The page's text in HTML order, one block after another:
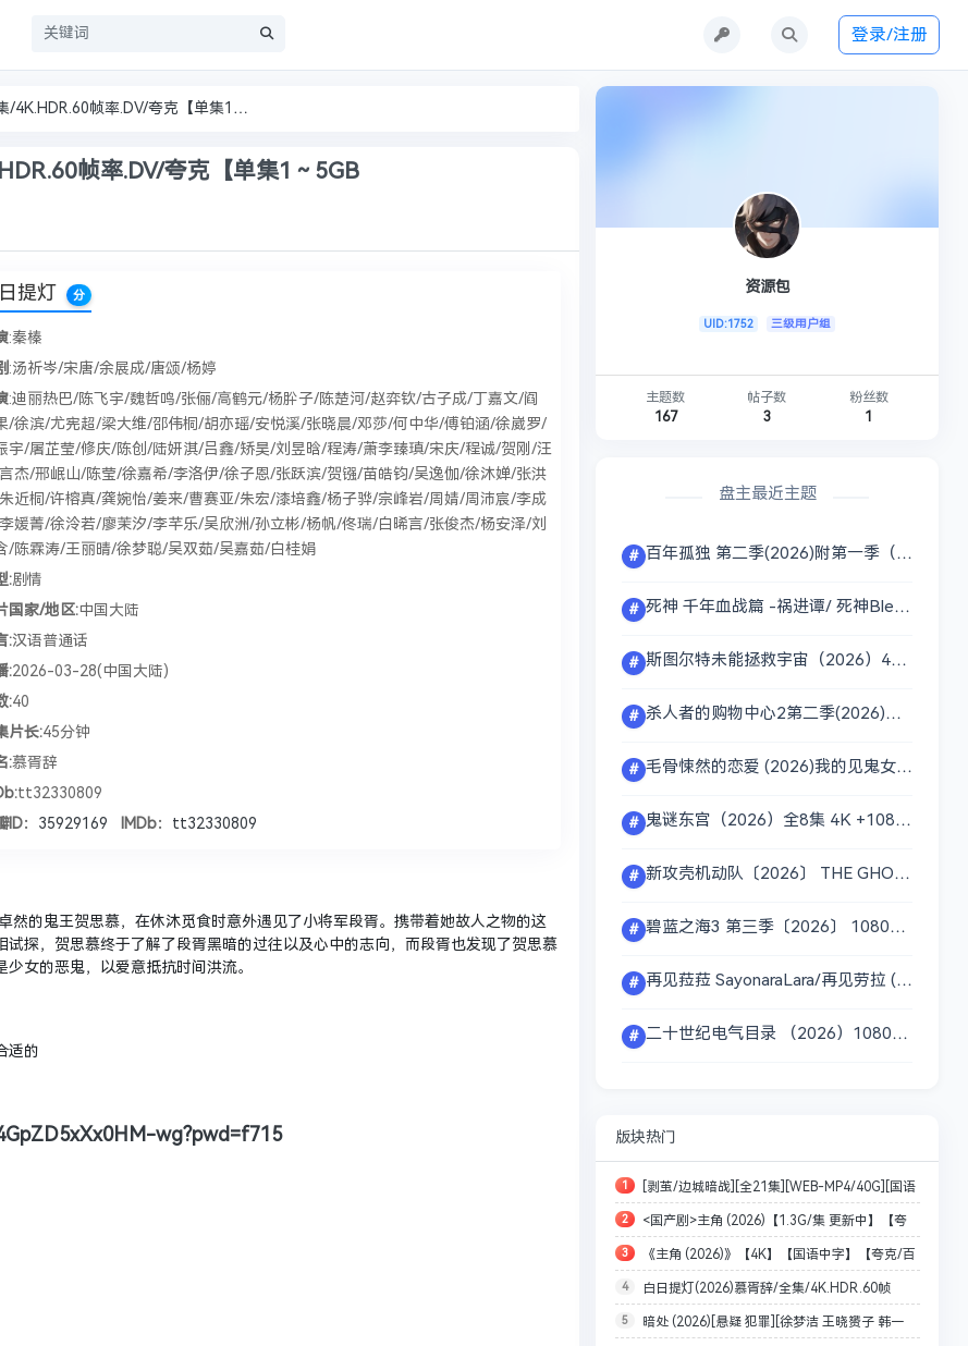
登录/注册
白日提灯(2026)慕胥辞/全集/4K.HDR.60帧率.DV/夸克【单集1～5GB
帧率.DV/夸克【单集1～5GB
提灯 分
:秦榛
:汤祈岑/宋唐/余展成/唐颂/杨婷
:迪丽热巴/陈飞宇/魏哲鸣/张俪/高鹤元/杨肸子/陈楚河/赵弈钦/古子成/丁嘉文/阎
/徐滨/尤宪超/梁大维/邵伟桐/胡亦瑶/安悦溪/张晓晨/邓莎/何中华/傅铂涵/徐崴罗/
宇/屠芷莹/修庆/陈创/陆妍淇/吕鑫/矫昊/刘昱晗/程涛/萧李臻瑱/宋庆/程诚/贺刚/汪
杰/邢岷山/陈莹/徐嘉希/李洛伊/徐子恩/张跃滨/贺镪/苗皓钧/吴逸伽/徐沐婵/张洪
近桐/许榕真/龚婉怡/姜来/曹赛亚/朱宏/漆培鑫/杨子骅/宗峰岩/周婧/周沛宸/李成
媛菁/徐泠若/廖茉汐/李芊乐/吴欣洲/孙立彬/杨帆/佟瑞/白晞言/张俊杰/杨安泽/刘
/陈霖涛/王丽晴/徐梦聪/吴双茹/吴嘉茹/白桂娟
:剧情
国家/地区:中国大陆
:汉语普通话
:2026-03-28(中国大陆)
:40
片长:45分钟
:慕胥辞
tt32330809
ID： 35929169 IMDb： tt32330809
王贺思慕，在休沐觅食时意外遇见了小将军段胥。携带着她故人之物的这
探，贺思慕终于了解了段胥黑暗的过往以及心中的志向，而段胥也发现了贺思慕
女的恶鬼，以爱意抵抗时间洪流。
适的
wg?pwd=f715
资源包
UID:1752 三级用户组
主题数
167
帖子数
3
粉丝数
1
盘主最近主题
# 百年孤独 第二季(2026)附第一季（百年孤寂） 4K.DV+1080P画质 内封多国字幕 单集2～8GB 夸克百度网盘资源
# 死神 千年血战篇 -祸进谭/ 死神Bleach千年血战篇第四季/4K画质 简繁多国字幕 单集2GB 夸克百度网盘资源
# 斯图尔特未能拯救宇宙（2026）4K 1080P画质 多国字幕 单集1～3GB 夸克百度网盘资源
# 杀人者的购物中心2第二季(2026)附第一季 4K+1080P 内封多语言字幕 英语/韩语音轨 单集1～5GB 夸克百度网盘资源
# 毛骨悚然的恋爱 (2026)我的见鬼女友(剧版) 内封官方简繁英韩多国字幕.1080p.WEB-DL.H.264.AAC.2.0 单集2GB 夸克百度网盘资源
# 鬼谜东宫（2026）全8集 4K +1080P DV&amp;HDR 内封简中 76GB 夸克百度网盘资源
# 新攻壳机动队〔2026〕 THE GHOST IN THE SHELL 1080P 内封简繁多国字幕 单集1GB 】夸克百度网盘资源
# 碧蓝之海3 第三季〔2026〕 1080P 内嵌繁中 单集0.4GB 〔夸克百度网盘资源〕附一二季
# 再见菈菈 SayonaraLara/再见劳拉 (2026) [1080P] [内封简繁] 〔单集1.5GB〕夸克百度网盘资源〕
# 二十世纪电气目录 （2026）1080P画质 内封简繁字幕 单集1GB 〔附小说〕夸克百度网盘资源
版块热门
1 [剥茧/边城暗战][全21集][WEB-MP4/40G][国语
配音/中文字幕][4K-2160P][罗云熙 刘雅瑟 2025最
新]
2 <国产剧>主角 (2026)【1.3G/集 更新中】【夸
克网盘】
3 《主角 (2026)》【4K】【国语中字】【夸克/百
度】
4 白日提灯(2026)慕胥辞/全集/4K.HDR.60帧
率.DV/夸克【单集1～5GB
5 暗处 (2026)[悬疑 犯罪][徐梦洁 王晓赟子 韩一